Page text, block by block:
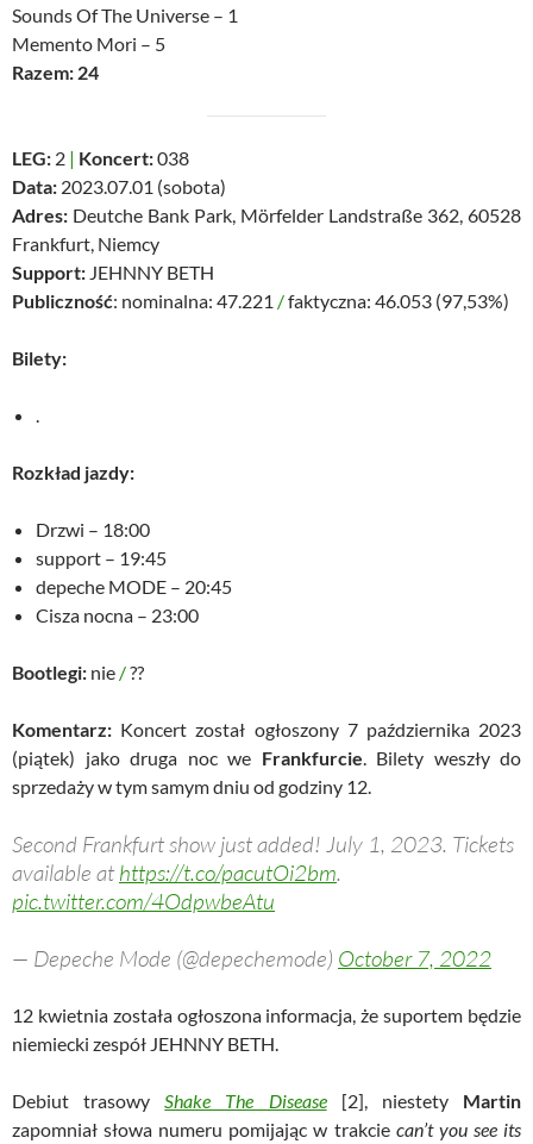
Sounds Of The Universe – 1
Memento Mori – 5
Razem: 24
LEG: 2 | Koncert:038
Data: 2023.07.01 (sobota)
Adres: Deutche Bank Park, Mörfelder Landstraße 362, 60528
Frankfurt, Niemcy
Support: JEHNNY BETH
Publiczność: nominalna: 47.221 /faktyczna: 46.053 (97,53%)
Bilety:
Rozkład jazdy:
Drzwi – 18:00
support – 19:45
depeche MODE – 20:45
Cisza nocna – 23:00
Bootlegi: nie /??
Komentarz: Koncert został ogłoszony 7 października 2023
(piątek) jako druga noc we Frankfurcie . Bilety weszły do
sprzedaży w tym samym dniu od godziny 12.
Second Frankfurt show just added! July 1, 2023. Tickets
available at https://t.co/pacutOi2bm.
pic.twitter.com/4OdpwbeAtu
— Depeche Mode (@depechemode) October 7, 2022
12 kwietnia została ogłoszona informacja, że suportem będzie
niemiecki zespół JEHNNY BETH.
Debiut trasowy Shake The Disease[2], niestety Martin
zapomniał słowa numeru pomijając w trakcie can’t you see its